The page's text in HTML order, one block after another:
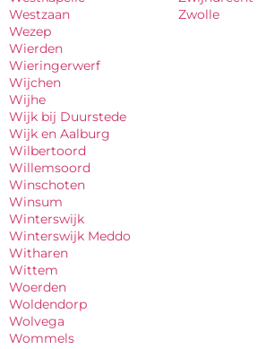
Westzaan
Wezep
Wierden
Wieringerwerf
Wijchen
Wijhe
Wijk bij Duurstede
Wijk en Aalburg
Wilbertoord
Willemsoord
Winschoten
Winsum
Winterswijk
Winterswijk Meddo
Witharen
Wittem
Woerden
Woldendorp
Wolvega
Wommels
Zwolle